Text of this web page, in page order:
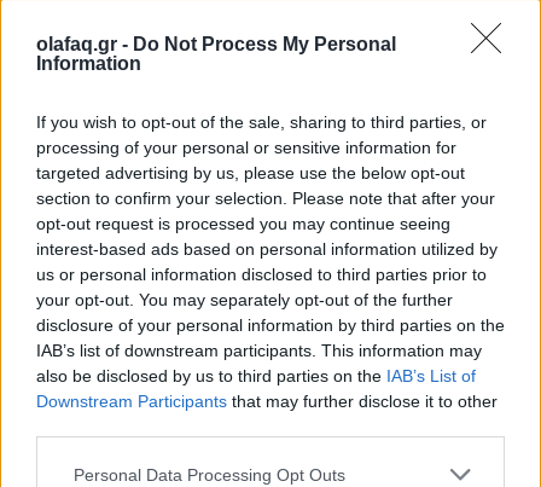
olafaq.gr - Do Not Process My Personal
Information
If you wish to opt-out of the sale, sharing to third parties, or
processing of your personal or sensitive information for
targeted advertising by us, please use the below opt-out
section to confirm your selection. Please note that after your
opt-out request is processed you may continue seeing
interest-based ads based on personal information utilized by
us or personal information disclosed to third parties prior to
your opt-out. You may separately opt-out of the further
disclosure of your personal information by third parties on the
IAB’s list of downstream participants. This information may
also be disclosed by us to third parties on the IAB’s List of
Downstream Participants that may further disclose it to other
Personal Data Processing Opt Outs
μπλοκαρισμένο στο βρετανικό κοινοβούλιο και η
Βουλή των Λόρδων ζήτησε σειρά τροπολογιών,
παιδιών, μέτρα προστασίας κατά της σύγχρονης
δουλείας. Το νομοσχέδιο θα πρέπει να επικυρωθεί
από τον βασιλιά Κάρολο Γ’.
Ο επικεφαλής της αγγλικανικής εκκλησίας
αρχιεπίσκοπος του Καντέρμπουρι Τζάστιν
Γουέλμπι, μέλος της Βουλής των Λόρδων, είναι